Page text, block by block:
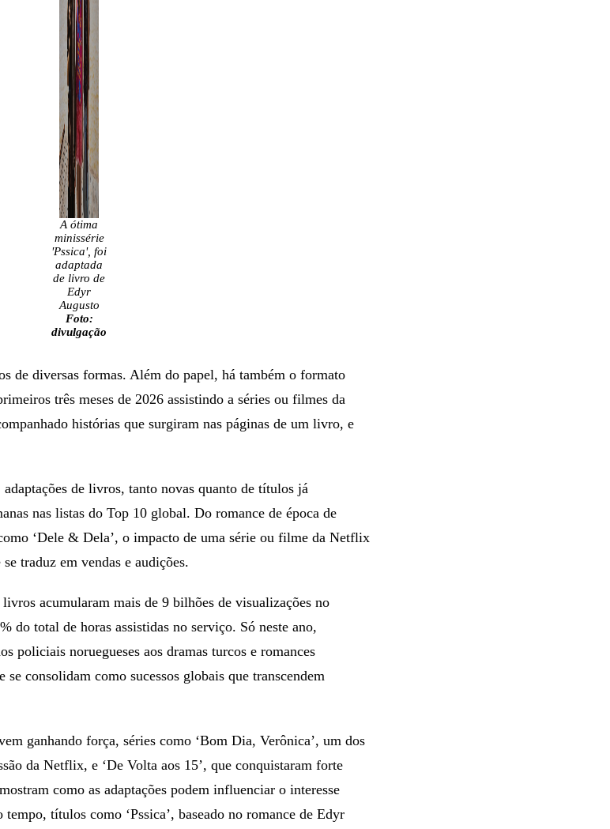
A ótima
minissérie
'Pssica', foi
adaptada
de livro de
Edyr
Augusto
Foto:
divulgação
de diversas formas. Além do papel, há também o formato
três meses de 2026 assistindo a séries ou filmes da
histórias que surgiram nas páginas de um livro, e
de livros, tanto novas quanto de títulos já
nas listas do Top 10 global. Do romance de época de
‘Dele & Dela’, o impacto de uma série ou filme da Netflix
traduz em vendas e audições.
acumularam mais de 9 bilhões de visualizações no
do total de horas assistidas no serviço. Só neste ano,
policiais noruegueses aos dramas turcos e romances
consolidam como sucessos globais que transcendem
ganhando força, séries como ‘Bom Dia, Verônica’, um dos
da Netflix, e ‘De Volta aos 15’, que conquistaram forte
como as adaptações podem influenciar o interesse
títulos como ‘Pssica’, baseado no romance de Edyr